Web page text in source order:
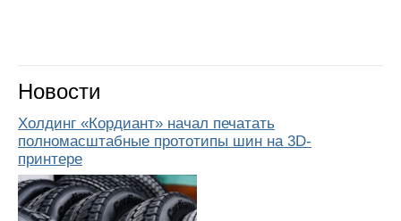
Новости
Холдинг «Кордиант» начал печатать
полномасштабные прототипы шин на 3D-
принтере